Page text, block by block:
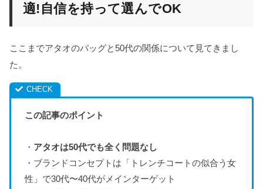
適!自信を持って選んでOK
ここまでアタオのバッグと50代の関係について見てきまし
た。
この記事のポイント
・ アタオは50代でも全く問題なし
・ブランドコンセプトは「トレンチコートの似合う女
性」で30代〜40代がメインターゲット